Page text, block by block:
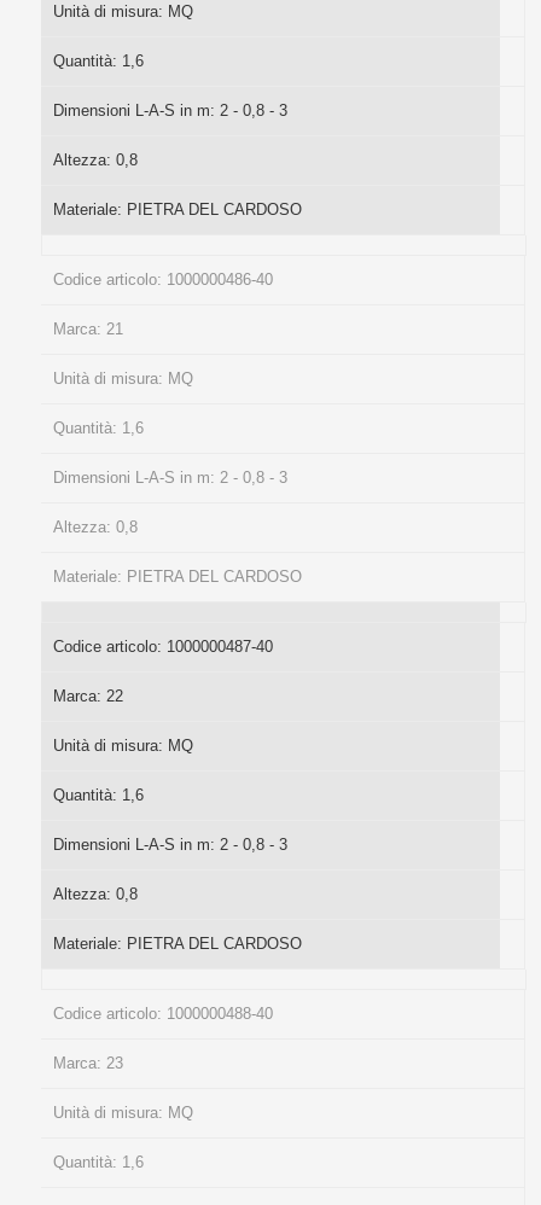
Unità di misura: MQ
Quantità: 1,6
Dimensioni L-A-S in m: 2 - 0,8 - 3
Altezza: 0,8
Materiale: PIETRA DEL CARDOSO
Codice articolo: 1000000486-40
Marca: 21
Unità di misura: MQ
Quantità: 1,6
Dimensioni L-A-S in m: 2 - 0,8 - 3
Altezza: 0,8
Materiale: PIETRA DEL CARDOSO
Codice articolo: 1000000487-40
Marca: 22
Unità di misura: MQ
Quantità: 1,6
Dimensioni L-A-S in m: 2 - 0,8 - 3
Altezza: 0,8
Materiale: PIETRA DEL CARDOSO
Codice articolo: 1000000488-40
Marca: 23
Unità di misura: MQ
Quantità: 1,6